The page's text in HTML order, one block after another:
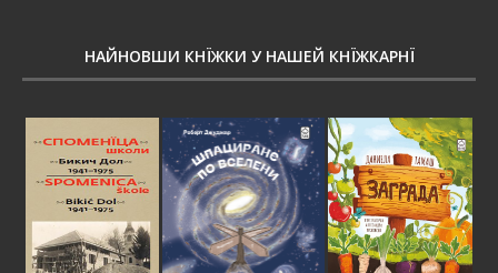
НАЙНОВШИ КНЇЖКИ У НАШЕЙ КНЇЖКАРНЇ